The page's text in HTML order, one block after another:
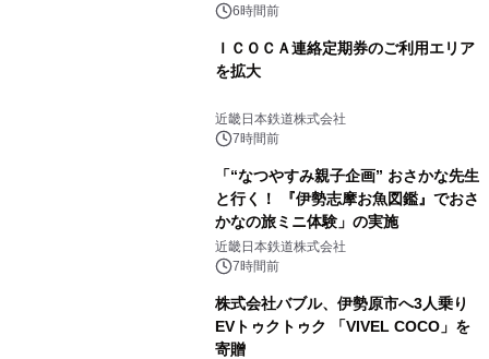
6時間前
ＩＣＯＣＡ連絡定期券のご利用エリア
を拡大
近畿日本鉄道株式会社
7時間前
「“なつやすみ親子企画” おさかな先生
と行く！ 『伊勢志摩お魚図鑑』でおさ
かなの旅ミニ体験」の実施
近畿日本鉄道株式会社
7時間前
株式会社バブル、伊勢原市へ3人乗り
EVトゥクトゥク 「VIVEL COCO」を
寄贈